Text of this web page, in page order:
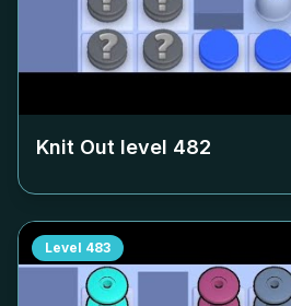
Knit Out level 482
Level 483